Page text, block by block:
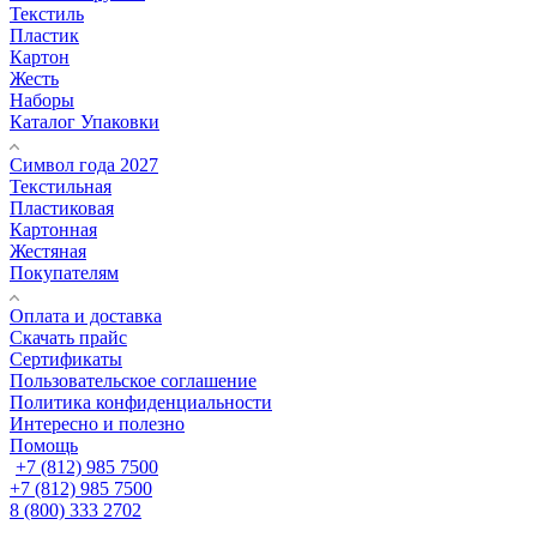
Текстиль
Пластик
Картон
Жесть
Наборы
Каталог Упаковки
Символ года 2027
Текстильная
Пластиковая
Картонная
Жестяная
Покупателям
Оплата и доставка
Скачать прайс
Сертификаты
Пользовательское соглашение
Политика конфиденциальности
Интересно и полезно
Помощь
+7 (812) 985 7500
+7 (812) 985 7500
8 (800) 333 2702